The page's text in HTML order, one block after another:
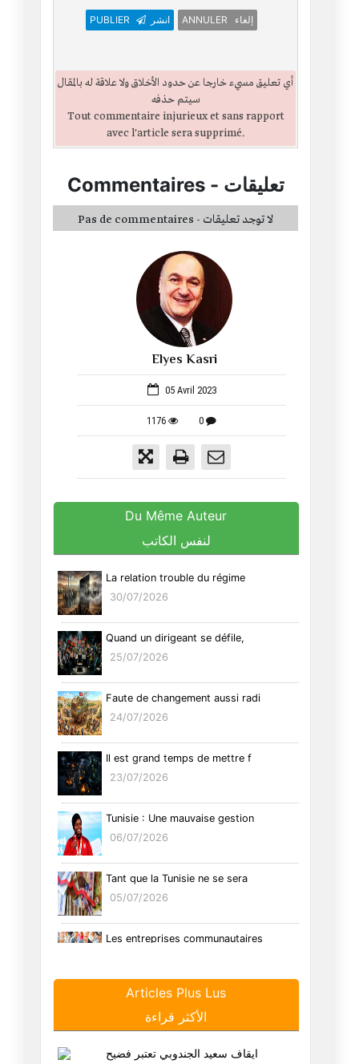
Elyes Kasri
05 Avril 2023
1176 0
Du Même Auteur
لنفس الكاتب
La relation trouble du régime
30/07/2026
Quand un dirigeant se défile,
25/07/2026
Faute de changement aussi radi
24/07/2026
Il est grand temps de mettre f
23/07/2026
Tunisie : Une mauvaise gestion
06/07/2026
Tant que la Tunisie ne se sera
05/07/2026
Les entreprises communautaires
Tunisie : Le syndrome de l’hom
29/05/2026
Trump cache une duplicité mani
Articles Plus Lus
الأكثر قراءة
ايقاف سعيد الجندوبي تعتبر فضيح
PUBLIER انشر ANNULER إلغاء
أي تعليق مسيء خارجا عن حدود الأخلاق ولا علاقة له بالمقال
سيتم حذفه
Tout commentaire injurieux et sans rapport
avec l'article sera supprimé.
Commentaires- تعليقات
Pas de commentaires - لا توجد تعليقات